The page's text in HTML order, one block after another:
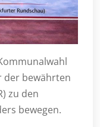
der bewährten
zu den
bewegen.